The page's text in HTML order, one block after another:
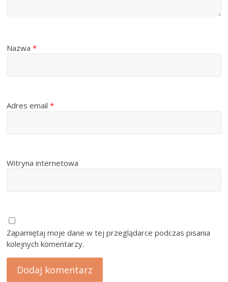
Nazwa*
Adres email*
Witryna internetowa
Zapamiętaj moje dane w tej przeglądarce podczas pisania
kolejnych komentarzy.